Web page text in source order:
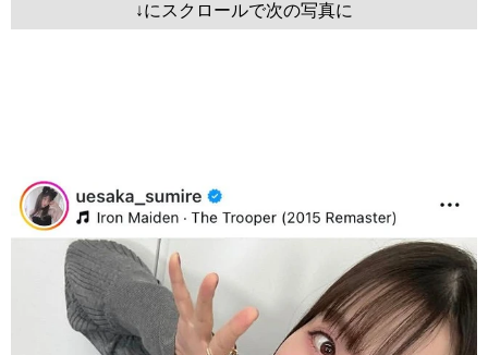
↓にスクロールで次の写真に